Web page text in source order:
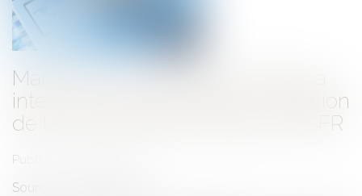
Marché de la fourniture d’accès à
internet à très haut débit : validation
de la condamnation d'Altice et SFR
Publié le :
Source :